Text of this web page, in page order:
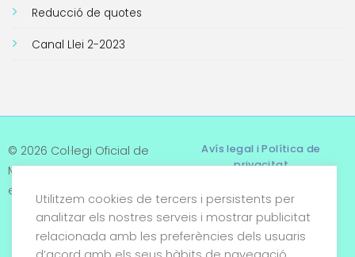
Reducció de quotes
Canal Llei 2-2023
© 2026 Col·legi Oficial de
Metges de Tarragona. Tots
els drets reservats
Avís legal i Política de
privacitat
Termes i condicions
Política de cookies
Utilitzem cookies de tercers i persistents per
analitzar els nostres serveis i mostrar publicitat
relacionada amb les preferències dels usuaris